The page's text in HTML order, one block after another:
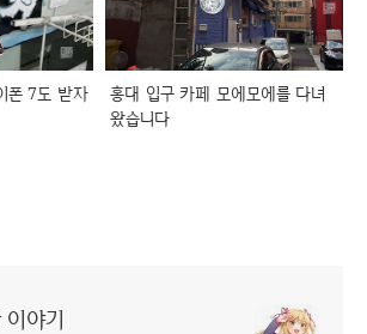
폰 7도 받자
홍대 입구 카페 모에모에를 다녀
왔습니다
야기